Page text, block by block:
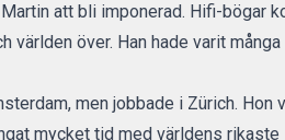
att bli imponerad. Hifi-bögar
över. Han hade varit
men jobbade i Zürich.
mycket tid med världens